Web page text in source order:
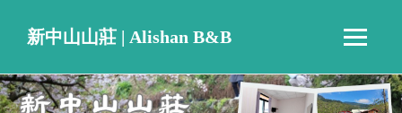
新中山山莊 | Alishan B&B